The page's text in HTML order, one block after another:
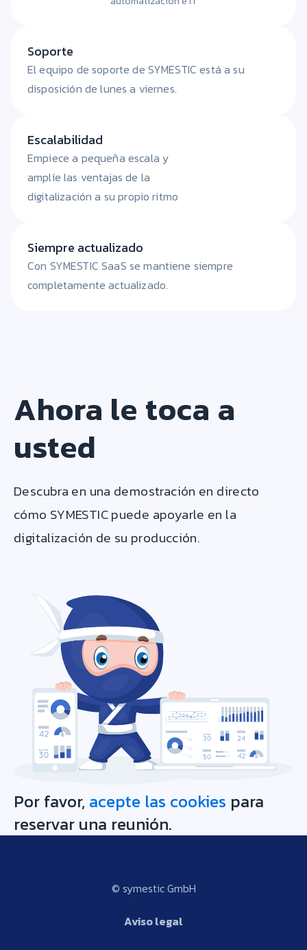
Soporte
El equipo de soporte de SYMESTIC está a su
disposición de lunes a viernes.
Escalabilidad
Empiece a pequeña escala y
amplíe las ventajas de la
digitalización a su propio ritmo
Siempre actualizado
Con SYMESTIC SaaS se mantiene siempre
completamente actualizado.
Ahora le toca a
usted
Descubra en una demostración en directo
cómo SYMESTIC puede apoyarle en la
digitalización de su producción.
Por favor, acepte las cookies para
reservar una reunión.
© symestic GmbH
Aviso legal